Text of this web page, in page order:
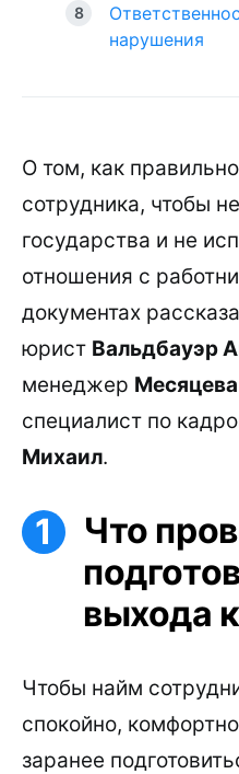
нарушения
О том, как
сотрудника, чтобы
государства и не
отношения с
документах
юрист Вальдбауэр
менеджер
специалист по
Михаил.
Что
выхода
Чтобы найм
спокойно,
заранее